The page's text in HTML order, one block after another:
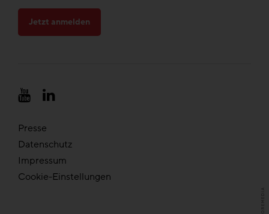
Jetzt anmelden
Presse
Datenschutz
Impressum
Cookie-Einstellungen